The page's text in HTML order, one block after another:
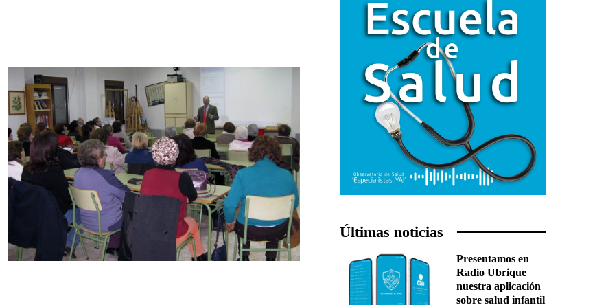
Últimas noticias
Presentamos en
Radio Ubrique
nuestra aplicación
sobre salud infantil